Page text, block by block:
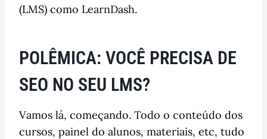
(LMS) como LearnDash.
POLÊMICA: VOCÊ PRECISA DE
SEO NO SEU LMS?
Vamos lá, começando. Todo o conteúdo dos
cursos, painel do alunos, materiais, etc, tudo